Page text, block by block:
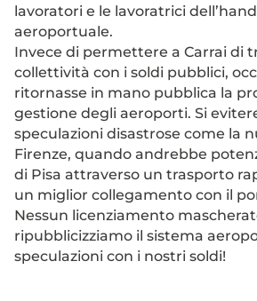
lavoratori e le lavoratrici
aeroportuale.
Invece di permettere a Carrai di
collettività con i soldi pubblici,
ritornasse in mano pubblica la
gestione degli aeroporti. Si
speculazioni disastrose come la
Firenze, quando andrebbe
di Pisa attraverso un trasporto
un miglior collegamento con il
Nessun licenziamento
ripubblicizziamo il sistema
speculazioni con i nostri soldi!